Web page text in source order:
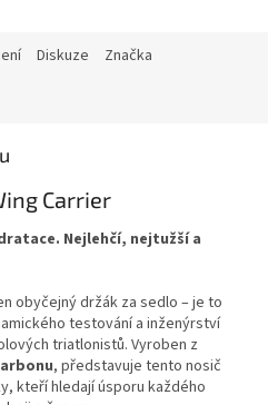
Diskuze Značka
Carrier
Nejlehčí, nejtužší a
obyčejný držák za sedlo – je to
testování a inženýrství
triatlonistů. Vyroben z
, představuje tento nosič
kteří hledají úsporu každého